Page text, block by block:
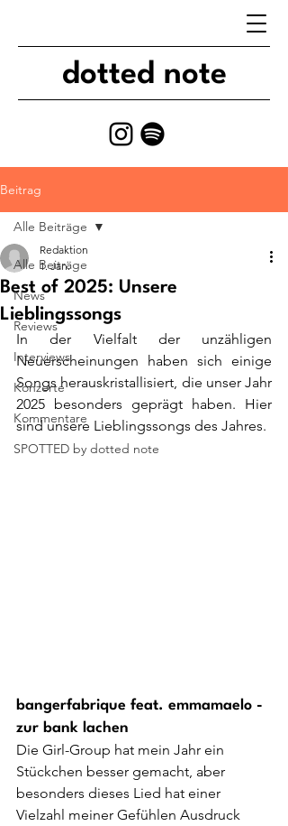
dotted note
Beitrag
Alle Beiträge
News
Reviews
Interviews
Konzerte
Kommentare
SPOTTED by dotted note
Alle Beiträge
Best of 2025: Unsere
Lieblingssongs
Redaktion
1. Jan.
In der Vielfalt der unzähligen
Neuerscheinungen haben sich einige
Songs herauskristallisiert, die unser Jahr
2025 besonders geprägt haben. Hier
sind unsere Lieblingssongs des Jahres.
bangerfabrique feat. emmamaelo -
zur bank lachen
Die Girl-Group hat mein Jahr ein
Stückchen besser gemacht, aber
besonders dieses Lied hat einer
Vielzahl meiner Gefühlen Ausdruck